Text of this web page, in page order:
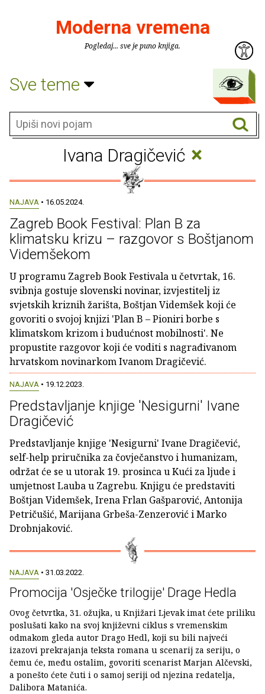
Moderna vremena
Pogledaj... sve je puno knjiga.
Sve teme
Ivana Dragičević ×
NAJAVA • 16.05.2024.
Zagreb Book Festival: Plan B za
klimatsku krizu – razgovor s Boštjanom
Videmšekom
U programu Zagreb Book Festivala u četvrtak, 16.
svibnja gostuje slovenski novinar, izvjestitelj iz
svjetskih kriznih žarišta, Boštjan Videmšek koji će
govoriti o svojoj knjizi 'Plan B – Pioniri borbe s
klimatskom krizom i budućnost mobilnosti'. Ne
propustite razgovor koji će voditi s nagrađivanom
hrvatskom novinarkom Ivanom Dragičević.
NAJAVA • 19.12.2023.
Predstavljanje knjige 'Nesigurni' Ivane
Dragičević
Predstavljanje knjige 'Nesigurni' Ivane Dragičević,
self-help priručnika za čovječanstvo i humanizam,
održat će se u utorak 19. prosinca u Kući za ljude i
umjetnost Lauba u Zagrebu. Knjigu će predstaviti
Boštjan Videmšek, Irena Frlan Gašparović, Antonija
Petričušić, Marijana Grbeša-Zenzerović i Marko
Drobnjaković.
NAJAVA • 31.03.2022.
Promocija 'Osječke trilogije' Drage Hedla
Ovog četvrtka, 31. ožujka, u Knjižari Ljevak imat ćete priliku
poslušati kako na svoj književni ciklus s vremenskim
odmakom gleda autor Drago Hedl, koji su bili najveći
izazovi prekrajanja teksta romana u scenarij za seriju, o
čemu će, među ostalim, govoriti scenarist Marjan Alčevski,
a ponešto ćete čuti i o samoj seriji od njezina redatelja,
Dalibora Matanića.